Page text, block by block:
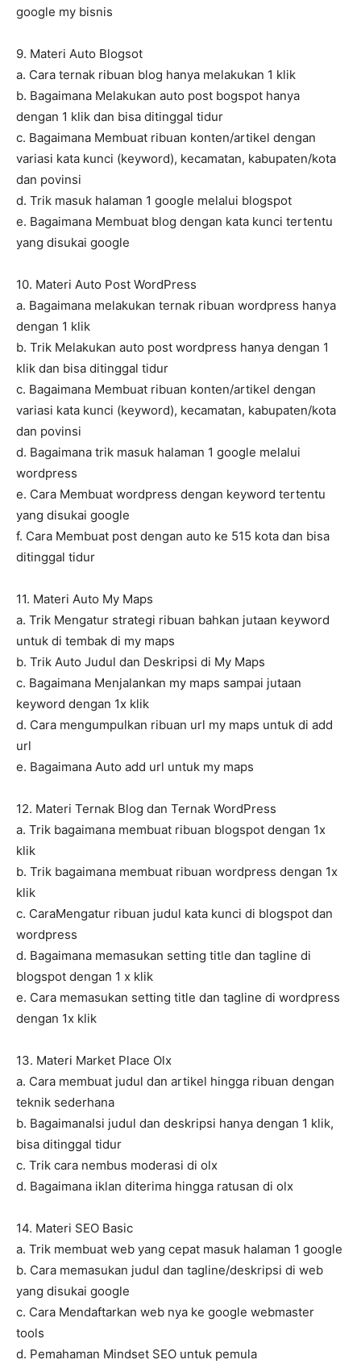
google my bisnis
9. Materi Auto Blogsot
a. Cara ternak ribuan blog hanya melakukan 1 klik
b. Bagaimana Melakukan auto post bogspot hanya
dengan 1 klik dan bisa ditinggal tidur
c. Bagaimana Membuat ribuan konten/artikel dengan
variasi kata kunci (keyword), kecamatan, kabupaten/kota
dan povinsi
d. Trik masuk halaman 1 google melalui blogspot
e. Bagaimana Membuat blog dengan kata kunci tertentu
yang disukai google
10. Materi Auto Post WordPress
a. Bagaimana melakukan ternak ribuan wordpress hanya
dengan 1 klik
b. Trik Melakukan auto post wordpress hanya dengan 1
klik dan bisa ditinggal tidur
c. Bagaimana Membuat ribuan konten/artikel dengan
variasi kata kunci (keyword), kecamatan, kabupaten/kota
dan povinsi
d. Bagaimana trik masuk halaman 1 google melalui
wordpress
e. Cara Membuat wordpress dengan keyword tertentu
yang disukai google
f. Cara Membuat post dengan auto ke 515 kota dan bisa
ditinggal tidur
11. Materi Auto My Maps
a. Trik Mengatur strategi ribuan bahkan jutaan keyword
untuk di tembak di my maps
b. Trik Auto Judul dan Deskripsi di My Maps
c. Bagaimana Menjalankan my maps sampai jutaan
keyword dengan 1x klik
d. Cara mengumpulkan ribuan url my maps untuk di add
url
e. Bagaimana Auto add url untuk my maps
12. Materi Ternak Blog dan Ternak WordPress
a. Trik bagaimana membuat ribuan blogspot dengan 1x
klik
b. Trik bagaimana membuat ribuan wordpress dengan 1x
klik
c. CaraMengatur ribuan judul kata kunci di blogspot dan
wordpress
d. Bagaimana memasukan setting title dan tagline di
blogspot dengan 1 x klik
e. Cara memasukan setting title dan tagline di wordpress
dengan 1x klik
13. Materi Market Place Olx
a. Cara membuat judul dan artikel hingga ribuan dengan
teknik sederhana
b. BagaimanaIsi judul dan deskripsi hanya dengan 1 klik,
bisa ditinggal tidur
c. Trik cara nembus moderasi di olx
d. Bagaimana iklan diterima hingga ratusan di olx
14. Materi SEO Basic
a. Trik membuat web yang cepat masuk halaman 1 google
b. Cara memasukan judul dan tagline/deskripsi di web
yang disukai google
c. Cara Mendaftarkan web nya ke google webmaster
tools
d. Pemahaman Mindset SEO untuk pemula